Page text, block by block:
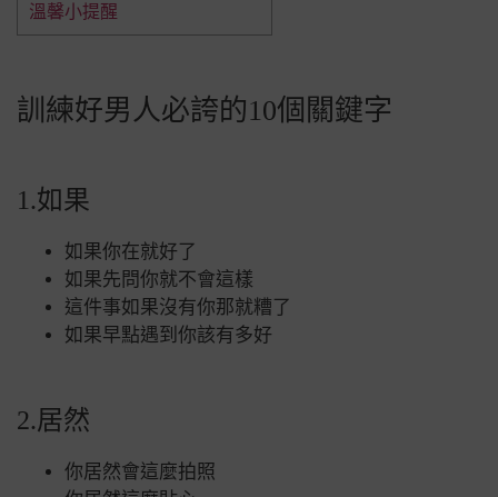
溫馨小提醒
訓練好男人必誇的10個關鍵字
1.如果
如果你在就好了
如果先問你就不會這樣
這件事如果沒有你那就糟了
如果早點遇到你該有多好
2.居然
你居然會這麼拍照